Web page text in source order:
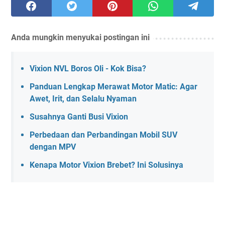
Anda mungkin menyukai postingan ini
Vixion NVL Boros Oli - Kok Bisa?
Panduan Lengkap Merawat Motor Matic: Agar
Awet, Irit, dan Selalu Nyaman
Susahnya Ganti Busi Vixion
Perbedaan dan Perbandingan Mobil SUV
dengan MPV
Kenapa Motor Vixion Brebet? Ini Solusinya